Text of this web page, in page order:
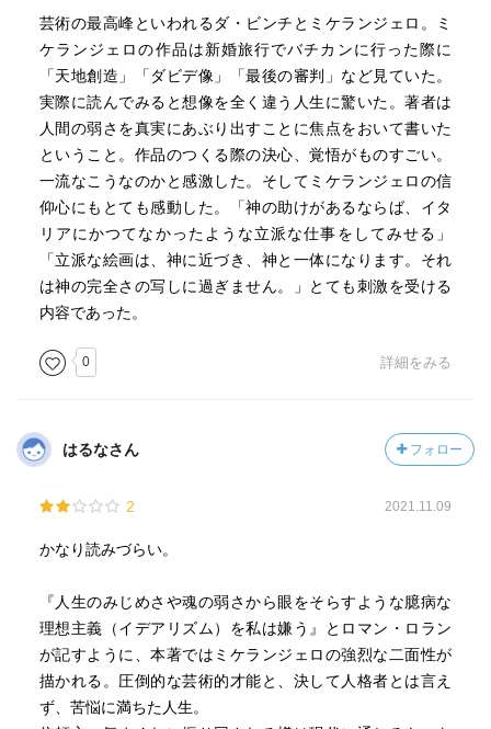
生きている間に墓をつくるのは縁起が悪いとユリウス2世に
墓建築は中断、報酬なし借金を背負う
ブラマンテの罠２
ユリウス2世、システィーナ礼拝堂の天井画の依頼
ブラマンテは失敗しそうな仕事をふり、失脚させようと策
略した
ミケランジェロは絵画技法は詳しくない
この頃ラファエロがフレスコ画を大成功させていたから彼
に頼んでくれと懇願
しかし法王に断られ、1年以上無一文で働き地獄の苦しみ
ほぼ1人で1512年完成
ぼろ、視力が悪くなり醜い姿になった
・レオナルドの絵画論に彫刻家は汚い労働者のようだと書
《感想》
中央キリストの右下の皮になった者、それがミケランジェ
ロの姿と言われている
芸術の最高峰といわれるダ・ビンチとミケランジェロ。ミ
ケランジェロの作品は新婚旅行でバチカンに行った際に
「天地創造」「ダビデ像」「最後の審判」など見ていた。
実際に読んでみると想像を全く違う人生に驚いた。著者は
人間の弱さを真実にあぶり出すことに焦点をおいて書いた
ということ。作品のつくる際の決心、覚悟がものすごい。
一流なこうなのかと感激した。そしてミケランジェロの信
仰心にもとても感動した。「神の助けがあるならば、イタ
リアにかつてなかったような立派な仕事をしてみせる」
「立派な絵画は、神に近づき、神と一体になります。それ
は神の完全さの写しに過ぎません。」とても刺激を受ける
内容であった。
0 詳細をみる
はるなさん フォロー
2 2021.11.09
かなり読みづらい。
『人生のみじめさや魂の弱さから眼をそらすような臆病な
理想主義（イデアリズム）を私は嫌う』とロマン・ロラン
が記すように、本著ではミケランジェロの強烈な二面性が
描かれる。圧倒的な芸術的才能と、決して人格者とは言え
ず、苦悩に満ちた人生。